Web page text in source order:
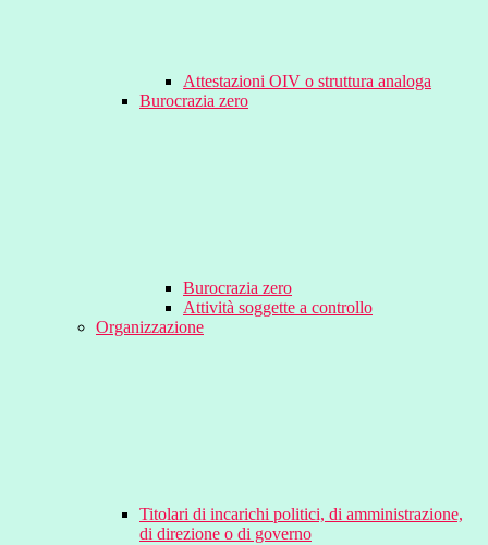
Attestazioni OIV o struttura analoga
Burocrazia zero
Burocrazia zero
Attività soggette a controllo
Organizzazione
Titolari di incarichi politici, di amministrazione,
di direzione o di governo